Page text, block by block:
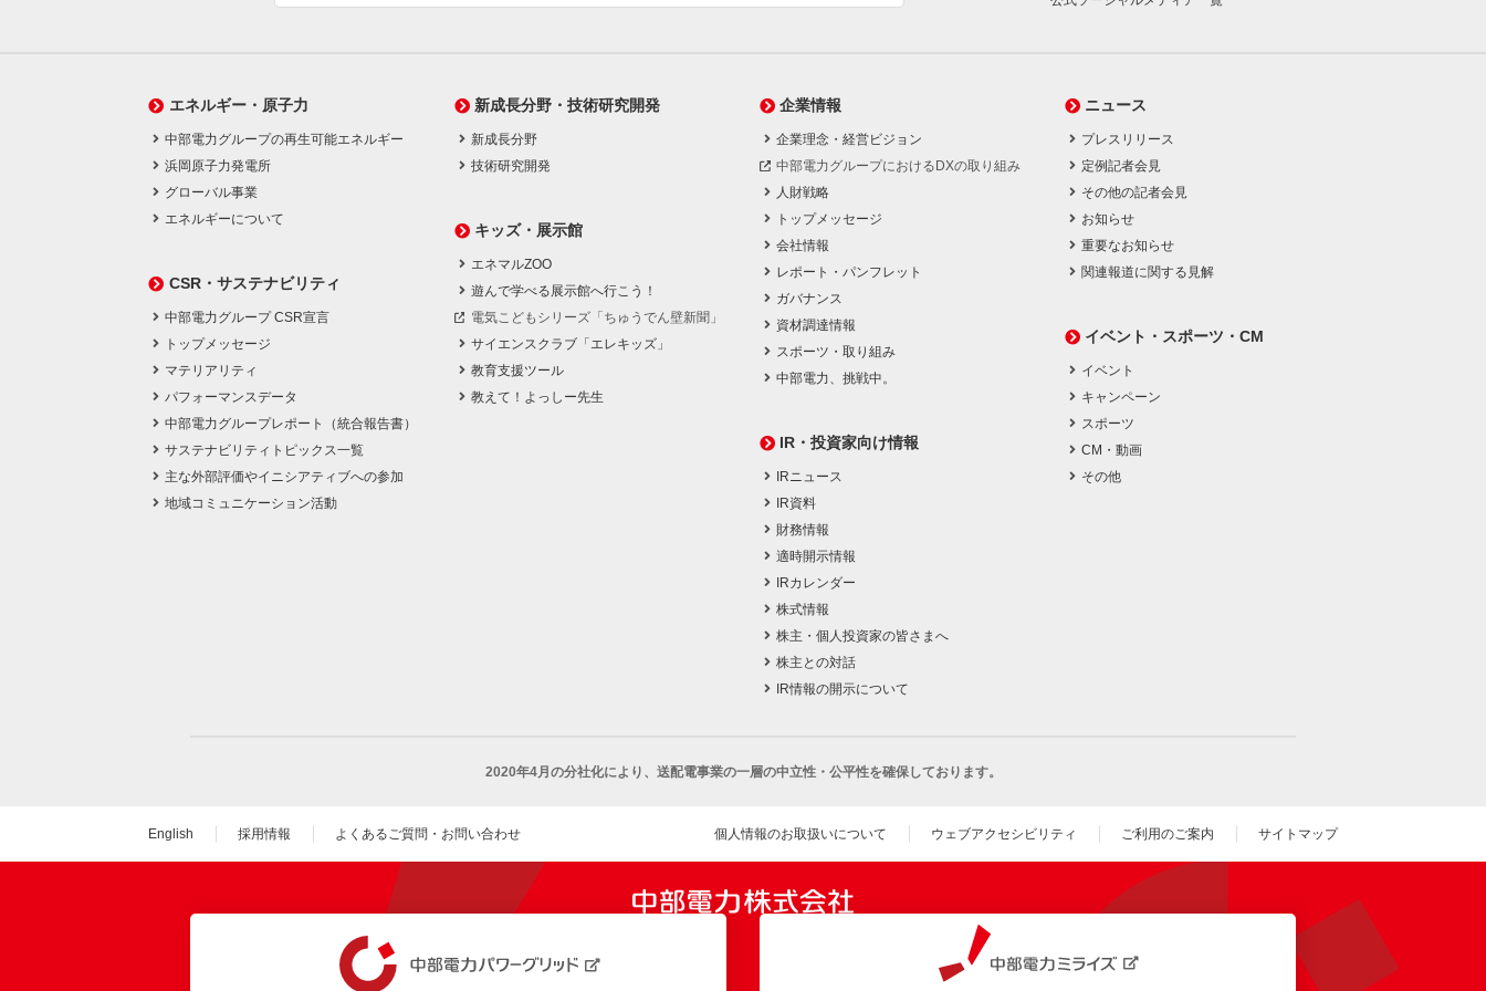
エネルギー・原子力
中部電力グループの再生可能エネルギー
浜岡原子力発電所
グローバル事業
エネルギーについて
CSR・サステナビリティ
中部電力グループ CSR宣言
トップメッセージ
マテリアリティ
パフォーマンスデータ
中部電力グループレポート（統合報告書）
サステナビリティトピックス一覧
主な外部評価やイニシアティブへの参加
地域コミュニケーション活動
新成長分野・技術研究開発
新成長分野
技術研究開発
キッズ・展示館
エネマルZOO
遊んで学べる展示館へ行こう！
電気こどもシリーズ「ちゅうでん壁新聞」
サイエンスクラブ「エレキッズ」
教育支援ツール
教えて！よっしー先生
企業情報
企業理念・経営ビジョン
中部電力グループにおけるDXの取り組み
人財戦略
トップメッセージ
会社情報
レポート・パンフレット
ガバナンス
資材調達情報
スポーツ・取り組み
中部電力、挑戦中。
IR・投資家向け情報
IRニュース
IR資料
財務情報
適時開示情報
IRカレンダー
株式情報
株主・個人投資家の皆さまへ
株主との対話
IR情報の開示について
ニュース
プレスリリース
定例記者会見
その他の記者会見
お知らせ
重要なお知らせ
関連報道に関する見解
イベント・スポーツ・CM
イベント
キャンペーン
スポーツ
CM・動画
その他
2020年4月の分社化により、 送配電事業の一層の中立性・公平性を確保しております。
English 採用情報 よくあるご質問・お問い合わせ 個人情報のお取扱いについて ウェブアクセシビリティ ご利用のご案内 サイトマップ